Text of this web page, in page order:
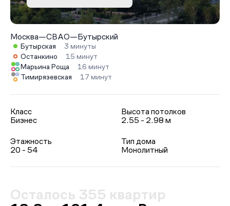
Москва—СВАО—Бутырский
Бутырская
3 минуты
Останкино
15 минут
Марьина Роща
16 минут
Тимирязевская
17 минут
Класс
Бизнес
Высота потолков
2.55 - 2.98 м
Этажность
20 - 54
Тип дома
Монолитный
Осталось 355 квартир